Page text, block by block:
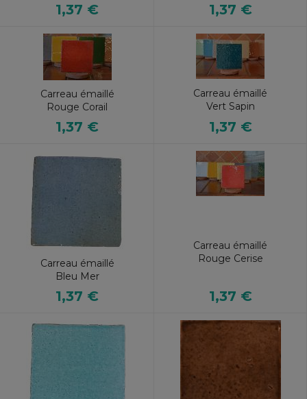
1,37 € 1,37 €
Carreau émaillé
Rouge Corail
1,37 €
Carreau émaillé
Vert Sapin
1,37 €
Carreau émaillé
Bleu Mer
1,37 €
Carreau émaillé
Rouge Cerise
1,37 €